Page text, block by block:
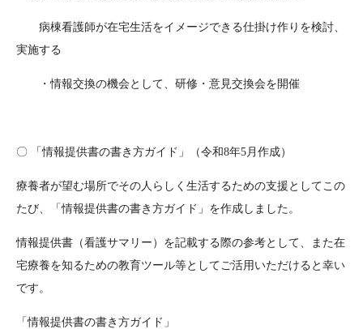
病棟看護師が在宅生活をイメージできる仕掛け作りを検討、
実施する
・情報交換の機会として、研修・意見交換会を開催
〇 「情報提供書の書き方ガイド」（令和8年5月作成）
療養者が望む場所でその人らしく生活するための支援としてこの
たび、「情報提供書の書き方ガイド」を作成しました。
情報提供書（看護サマリー）を記載する際の参考として、また在
宅療養を知るための教育ツール等としてご活用いただけると幸い
です。
「情報提供書の書き方ガイド」